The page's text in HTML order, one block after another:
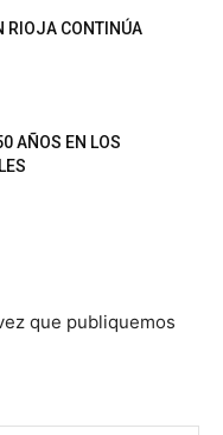
RIOJA CONTINÚA
AÑOS EN LOS
que publiquemos